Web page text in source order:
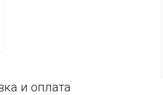
и оплата